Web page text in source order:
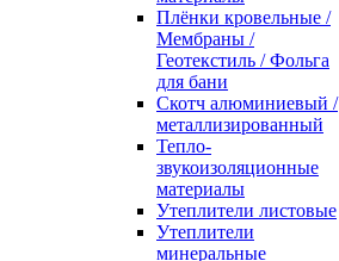
Плёнки кровельные /
Мембраны /
Геотекстиль / Фольга
для бани
Скотч алюминиевый /
металлизированный
Тепло-
звукоизоляционные
материалы
Утеплители листовые
Утеплители
минеральные